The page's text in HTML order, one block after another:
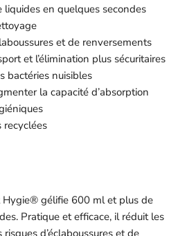
en quelques secondes
et de renversements
et l’élimination plus sécuritaires
bactéries nuisibles
la capacité d’absorption
recyclées
Hygie® gélifie 600 ml et plus de
Pratique et efficace, il réduit les
d’éclaboussures et de